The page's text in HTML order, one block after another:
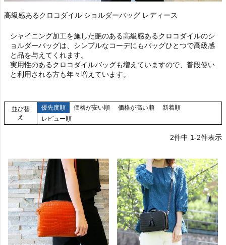
高級感あるクロコダイル ショルダーバッグ レディース
シャイニング加工を施した艶のある高級感あるクロコダイルのシ
ョルダーバッグは、シンプルなコーデにもバッグひとつで高級感
と品を与えてくれます。
実用性のあるクロコダイルバッグも増えていますので、普段使い
と利用される方も年々増えています。
並び替
え
優先度順 価格が安い順 価格が高い順
新着順
レビュー順
2件中 1-2件表示